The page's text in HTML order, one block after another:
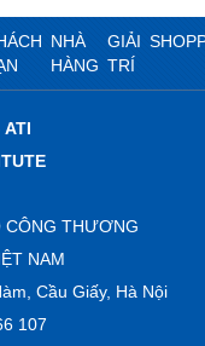
NHÀ
HÀNG
GIẢI
TRÍ
ATI
CÔNG THƯƠNG
NAM
Cầu Giấy, Hà Nội
107